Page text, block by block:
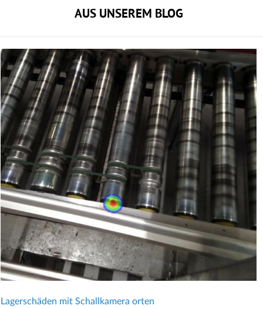
AUS UNSEREM BLOG
Lagerschäden mit Schallkamera orten